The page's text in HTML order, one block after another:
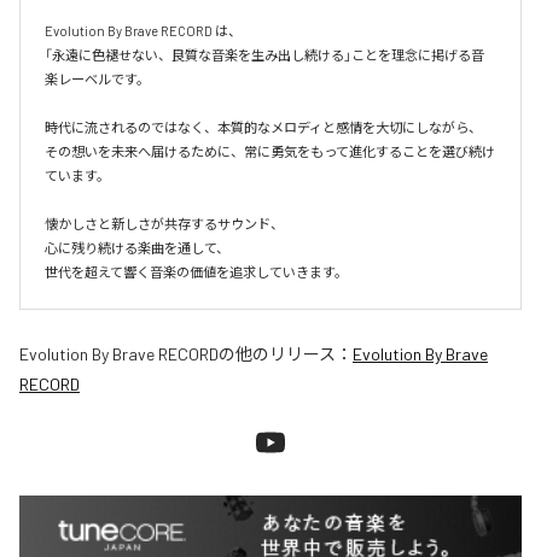
Evolution By Brave RECORD は、
「永遠に色褪せない、良質な音楽を生み出し続ける」ことを理念に掲げる音
楽レーベルです。
時代に流されるのではなく、本質的なメロディと感情を大切にしながら、
その想いを未来へ届けるために、常に勇気をもって進化することを選び続け
ています。
懐かしさと新しさが共存するサウンド、
心に残り続ける楽曲を通して、
世代を超えて響く音楽の価値を追求していきます。
Evolution By Brave RECORDの他のリリース： Evolution By Brave
RECORD